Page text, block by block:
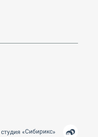
студия «Сибирикс»